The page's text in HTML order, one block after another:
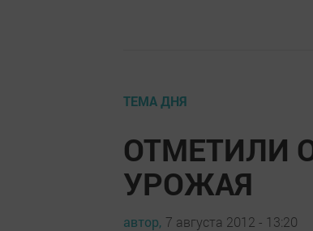
ТЕМА ДНЯ
ОТМЕТИЛИ
УРОЖАЯ
автор, 7 августа 2012 - 13:20